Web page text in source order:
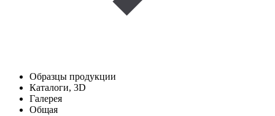
Образцы продукции
Каталоги, 3D
Галерея
Общая